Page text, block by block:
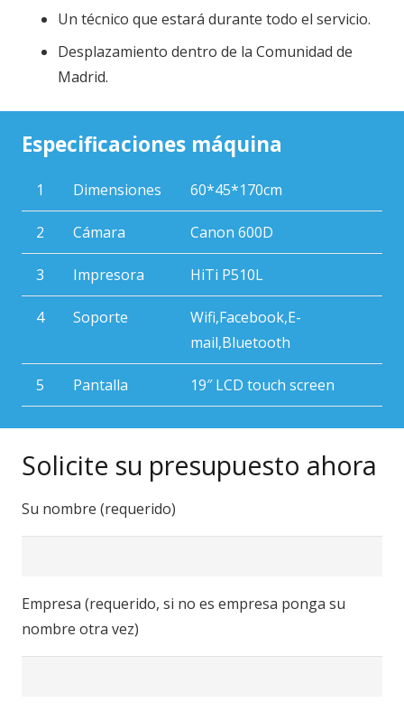
Un técnico que estará durante todo el servicio.
Desplazamiento dentro de la Comunidad de
Madrid.
Especificaciones máquina
1 Dimensiones 60*45*170cm
2 Cámara Canon 600D
3 Impresora HiTi P510L
4 Soporte
Wifi,Facebook,E-
mail,Bluetooth
5 Pantalla 19″ LCD touch screen
Solicite su presupuesto ahora
Su nombre (requerido)
Empresa (requerido, si no es empresa ponga su
nombre otra vez)